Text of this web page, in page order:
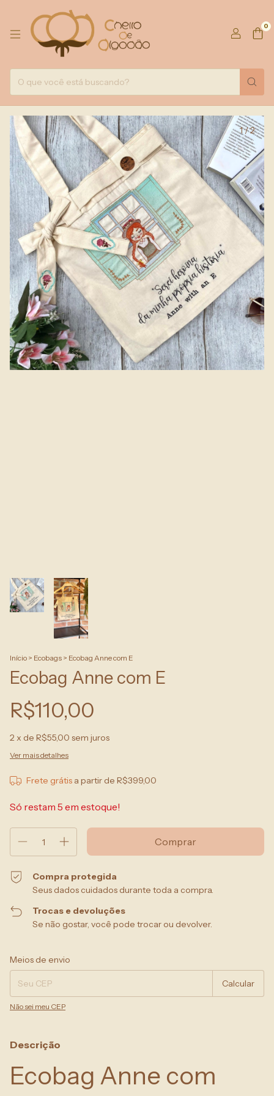
0
1/2
Início > Ecobags > Ecobag Anne com E
Ecobag Anne com E
R$110,00
2 x de R$55,00 sem juros
Ver mais detalhes
Frete grátis a partir de R$399,00
Só restam 5 em estoque!
Compra protegida
Seus dados cuidados durante toda a compra.
Trocas e devoluções
Se não gostar, você pode trocar ou devolver.
Entregas para o CEP:
Meios de envio
Calcular
Não sei meu CEP
Descrição
Ecobag Anne com